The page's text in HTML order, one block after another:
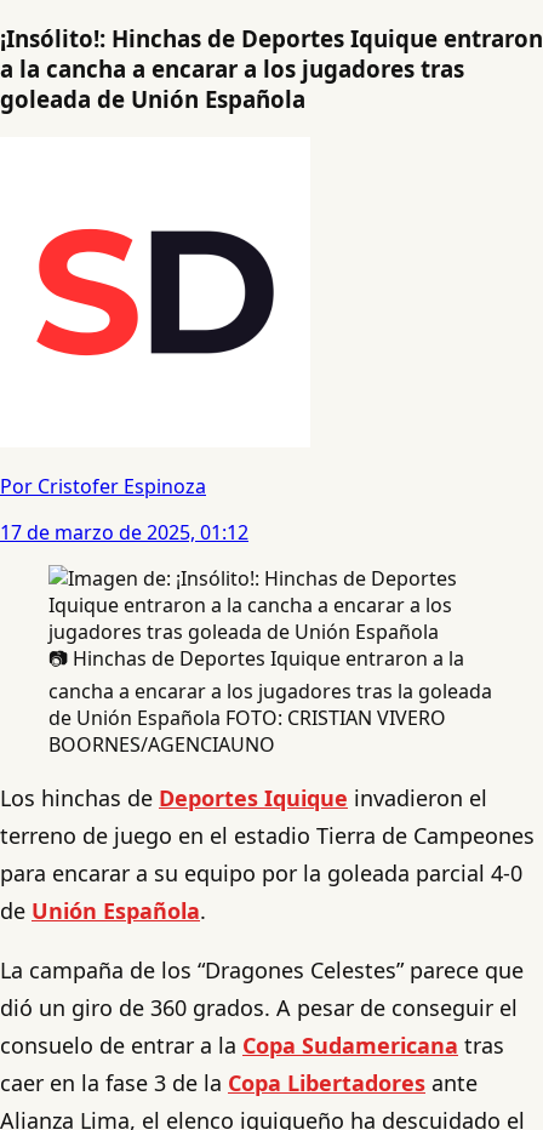
¡Insólito!: Hinchas de Deportes Iquique entraron
a la cancha a encarar a los jugadores tras
goleada de Unión Española
Por Cristofer Espinoza
17 de marzo de 2025, 01:12
📷 Hinchas de Deportes Iquique entraron a la
cancha a encarar a los jugadores tras la goleada
de Unión Española FOTO: CRISTIAN VIVERO
BOORNES/AGENCIAUNO
Los hinchas de Deportes Iquique invadieron el
terreno de juego en el estadio Tierra de Campeones
para encarar a su equipo por la goleada parcial 4-0
de Unión Española.
La campaña de los “Dragones Celestes” parece que
dió un giro de 360 grados. A pesar de conseguir el
consuelo de entrar a la Copa Sudamericana tras
caer en la fase 3 de la Copa Libertadores ante
Alianza Lima, el elenco iquiqueño ha descuidado el